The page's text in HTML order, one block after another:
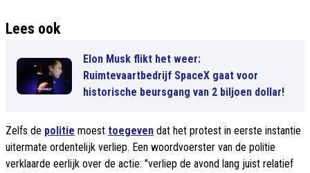
Lees ook
Elon Musk flikt het weer:
Ruimtevaartbedrijf SpaceX gaat voor
historische beursgang van 2 biljoen dollar!
Zelfs de politie moest toegeven dat het protest in eerste instantie
uitermate ordentelijk verliep. Een woordvoerster van de politie
verklaarde eerlijk over de actie: "verliep de avond lang juist relatief